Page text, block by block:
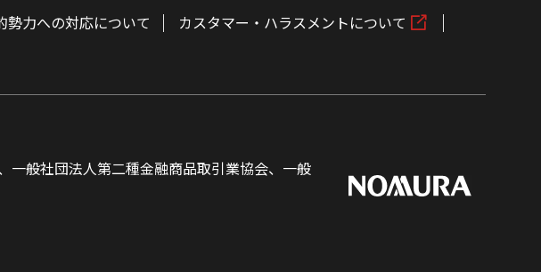
勢力への対応について
カスタマー・ハラスメントについて
一般社団法人第二種金融商品取引業協会、一般